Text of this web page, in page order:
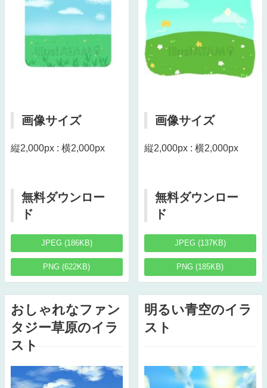
画像サイズ
縦2,000px : 横2,000px
無料ダウンロー
ド
JPEG (186KB)
PNG (622KB)
画像サイズ
縦2,000px : 横2,000px
無料ダウンロー
ド
JPEG (137KB)
PNG (185KB)
おしゃれなファン
タジー草原のイラ
スト
明るい青空のイラ
スト